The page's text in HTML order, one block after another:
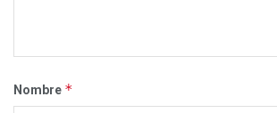
Nombre *